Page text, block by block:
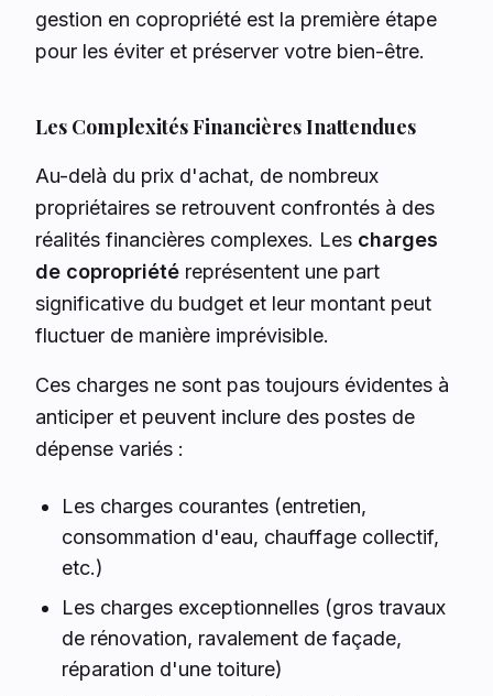
gestion en copropriété est la première étape
pour les éviter et préserver votre bien-être.
Les Complexités Financières Inattendues
Au-delà du prix d'achat, de nombreux
propriétaires se retrouvent confrontés à des
réalités financières complexes. Les charges
de copropriété représentent une part
significative du budget et leur montant peut
fluctuer de manière imprévisible.
Ces charges ne sont pas toujours évidentes à
anticiper et peuvent inclure des postes de
dépense variés :
Les charges courantes (entretien,
consommation d'eau, chauffage collectif,
etc.)
Les charges exceptionnelles (gros travaux
de rénovation, ravalement de façade,
réparation d'une toiture)